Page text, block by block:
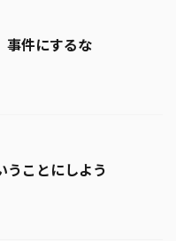
事件にするな
うことにしよう